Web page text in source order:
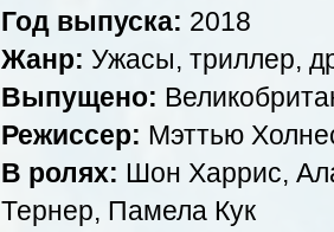
Год выпуска: 2018
Жанр: Ужасы, триллер,
Выпущено:
Режиссер: Мэттью
В ролях: Шон Харрис,
Тернер, Памела Кук